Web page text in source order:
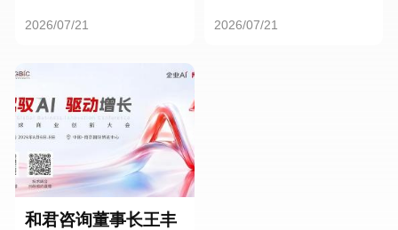
2026/07/21 2026/07/21
和君咨询董事长王丰